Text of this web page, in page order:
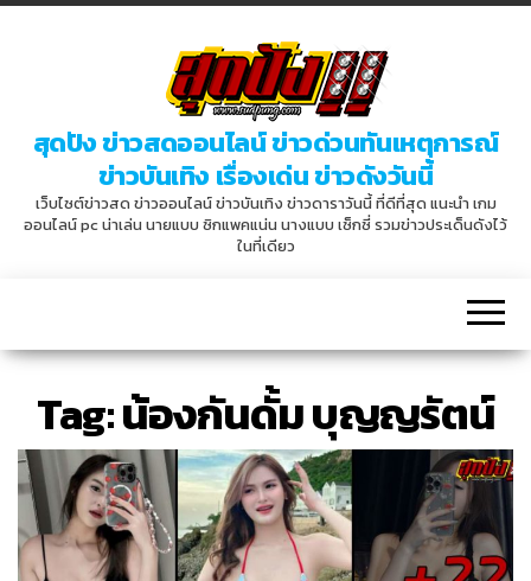
e
a
g
a
i
o
n
สุดปัง ข่าวสดออนไลน์ ข่าวด่วนทันเหตุการณ์
ข่าวบันเทิง เรื่องเด่น ข่าวดังวันนี้
เว็บไซต์ข่าวสด ข่าวออนไลน์ ข่าวบันเทิง ข่าวดาราวันนี้ ที่ดีที่สุด แนะนำ เกม
ออนไลน์ pc น่าเล่น นายแบบ ซิกแพคแน่น นางแบบ เซ็กซี่ รวมข่าวประเด็นดังไว้
ในที่เดียว
Tag:น้องกันดั้ม บุญญรัตน์